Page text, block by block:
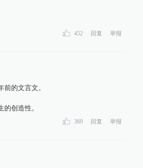
452 回复 举报
的文言文。
创造性。
369 回复 举报